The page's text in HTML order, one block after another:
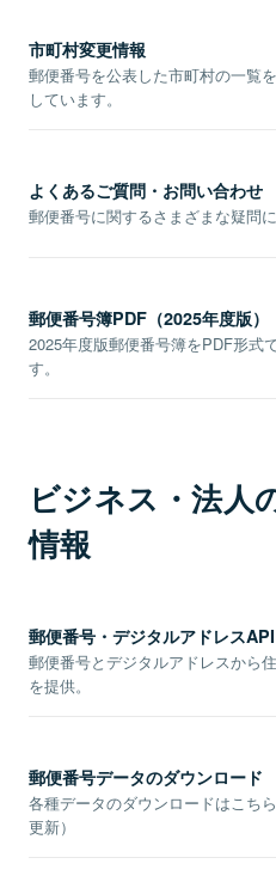
市町村変更情報
郵便番号を公表した市町村の一覧
しています。
よくあるご質問・お問い合わせ
郵便番号に関するさまざまな疑問に
郵便番号簿PDF（2025年度版）
2025年度版郵便番号簿をPDF形式
す。
ビジネス・法人
情報
郵便番号・デジタルアドレスAPI
郵便番号とデジタルアドレスから
を提供。
郵便番号データのダウンロード
各種データのダウンロードはこち
更新）